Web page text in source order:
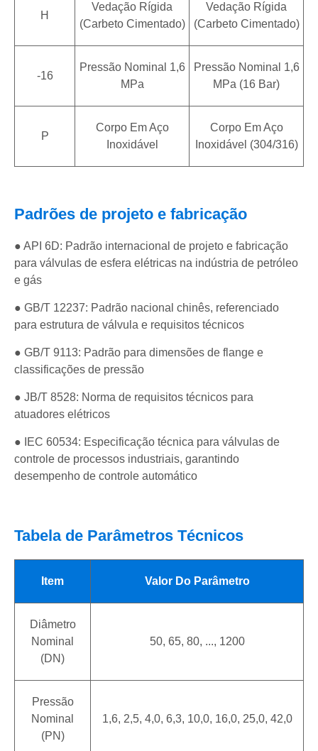
H
Vedação Rígida
(Carbeto Cimentado)
Vedação Rígida
(Carbeto Cimentado)
-16
Pressão Nominal 1,6
MPa
Pressão Nominal 1,6
MPa (16 Bar)
P
Corpo Em Aço
Inoxidável
Corpo Em Aço
Inoxidável (304/316)
Padrões de projeto e fabricação
● API 6D: Padrão internacional de projeto e fabricação
para válvulas de esfera elétricas na indústria de petróleo
e gás
● GB/T 12237: Padrão nacional chinês, referenciado
para estrutura de válvula e requisitos técnicos
● GB/T 9113: Padrão para dimensões de flange e
classificações de pressão
● JB/T 8528: Norma de requisitos técnicos para
atuadores elétricos
● IEC 60534: Especificação técnica para válvulas de
controle de processos industriais, garantindo
desempenho de controle automático
Tabela de Parâmetros Técnicos
Item Valor Do Parâmetro
Diâmetro
Nominal
(DN)
50, 65, 80, ..., 1200
Pressão
Nominal
(PN)
1,6, 2,5, 4,0, 6,3, 10,0, 16,0, 25,0, 42,0